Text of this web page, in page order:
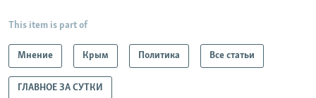
This item is part of
Мнение Крым Политика Все статьи
ГЛАВНОЕ ЗА СУТКИ